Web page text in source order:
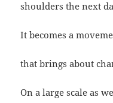
shoulders the next
It becomes a
that brings about
On a large scale as